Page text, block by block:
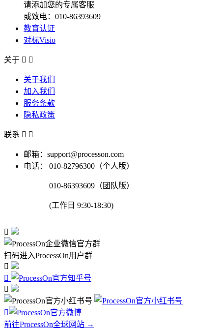
请添加您的专属客服
或致电：010-86393609
教育认证
对标Visio
关于  
关于我们
加入我们
服务条款
隐私政策
联系  
邮箱：support@processon.com
电话：
010-82796300（个人版）
010-86393609（团队版）
(工作日 9:30-18:30)

扫码进入ProcessOn用户群




前往ProcessOn全球网站 →